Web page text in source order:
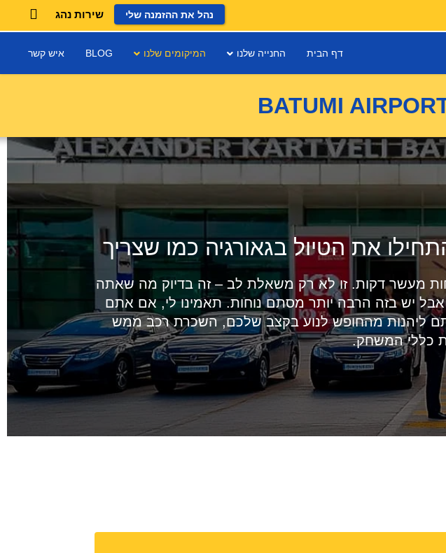
שירות נהג נהל את ההזמנה שלי
דף הבית החנייה שלנו המיקומים שלנו BLOG איש קשר
את הטיול בגאורגיה כמו שצריך
מעשר דקות. זו לא רק משאלת לב – זה בדיוק מה שאתה
יש בזה הרבה יותר מסתם נוחות. תאמינו לי, אם אתם
ליהנות מהחופש לנוע בקצב שלכם, השכרת רכב ממש
כללי המשחק.